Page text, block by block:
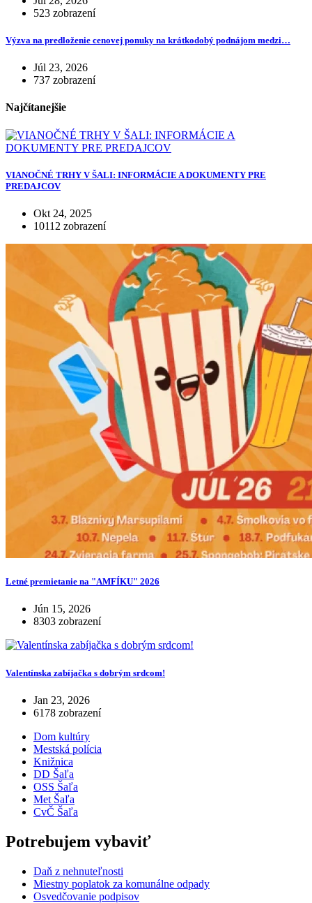
523 zobrazení
Výzva na predloženie cenovej ponuky na krátkodobý podnájom medzi…
Júl 23, 2026
737 zobrazení
Najčítanejšie
VIANOČNÉ TRHY V ŠALI: INFORMÁCIE A DOKUMENTY PRE
PREDAJCOV
Okt 24, 2025
10112 zobrazení
Letné premietanie na "AMFÍKU" 2026
Jún 15, 2026
8303 zobrazení
Valentínska zabíjačka s dobrým srdcom!
Jan 23, 2026
6178 zobrazení
Dom kultúry
Mestská polícia
Knižnica
DD Šaľa
OSS Šaľa
Met Šaľa
CvČ Šaľa
Potrebujem vybaviť
Daň z nehnuteľnosti
Miestny poplatok za komunálne odpady
Osvedčovanie podpisov